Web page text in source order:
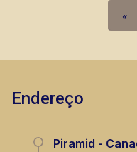
em locação,
«
Endereço
Piramid -